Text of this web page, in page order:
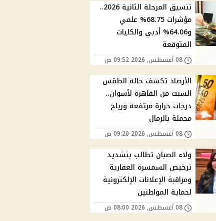
تنسيق المرحلة الثانية 2026..
مؤشرات 68.75% علمي
و64.06% أدبي والكليات
المتوقعة
08 أغسطس, 2026 09:52 ص
الأرصاد تكشف حالة الطقس
السبت من القاهرة لأسوان..
درجات حرارة مرتفعة ورياح
محملة بالرمال
08 أغسطس, 2026 09:20 ص
ولاء الصبان تطالب بتشديد
ترخيص السمسرة العقارية
ومراقبة الإعلانات الإلكترونية
لحماية المواطنين
08 أغسطس, 2026 08:00 ص